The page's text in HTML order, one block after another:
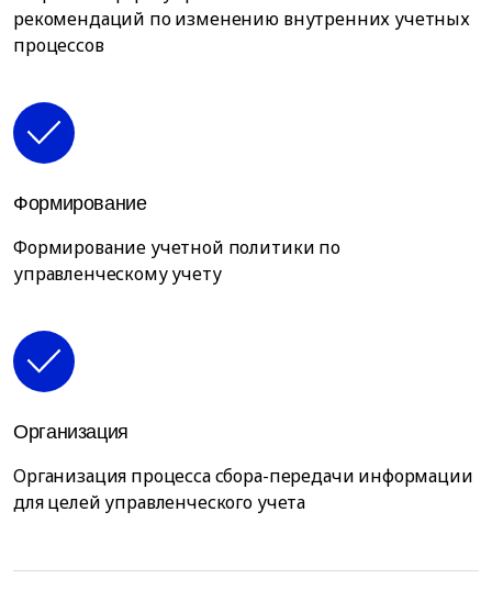
рекомендаций по изменению внутренних учетных
процессов
Формирование
Формирование учетной политики по
управленческому учету
Организация
Организация процесса сбора-передачи информации
для целей управленческого учета